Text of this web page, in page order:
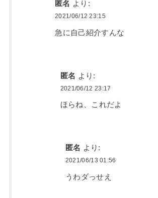
匿名 より:
2021/06/12 23:15
急に自己紹介すんな
匿名 より:
2021/06/12 23:17
ほらね、これだよ
匿名 より:
2021/06/13 01:56
うわダっせえ